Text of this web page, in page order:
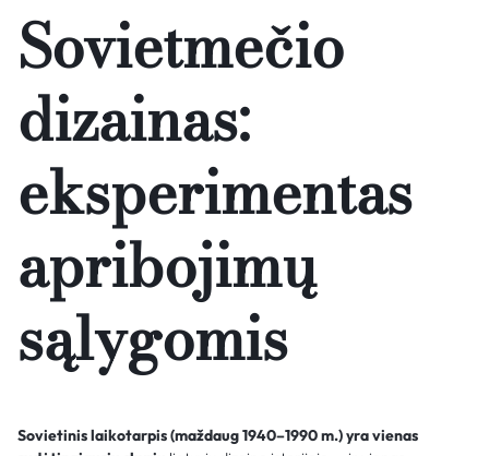
Sovietmečio
dizainas:
eksperimentas
apribojimų
sąlygomis
Sovietinis laikotarpis (maždaug 1940–1990 m.) yra vienas